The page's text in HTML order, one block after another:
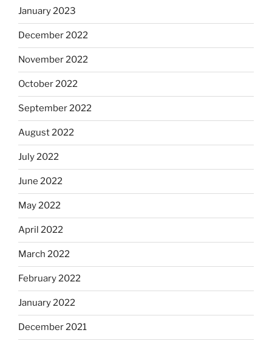
January 2023
December 2022
November 2022
October 2022
September 2022
August 2022
July 2022
June 2022
May 2022
April 2022
March 2022
February 2022
January 2022
December 2021